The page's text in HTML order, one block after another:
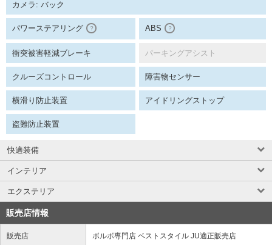
カメラ: バック
パワーステアリング ？ ABS ？
衝突被害軽減ブレーキ パーキングアシスト
クルーズコントロール 障害物センサー
横滑り防止装置 アイドリングストップ
盗難防止装置
快適装備
インテリア
エクステリア
販売店情報
販売店 ボルボ専門店 ベストスタイル JU適正販売店